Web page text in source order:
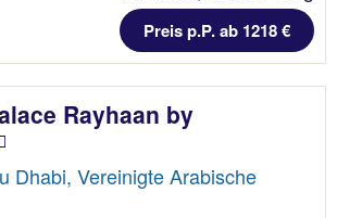
Preis p.P. ab 1218 €
Rayhaan by
Dhabi, Vereinigte Arabische